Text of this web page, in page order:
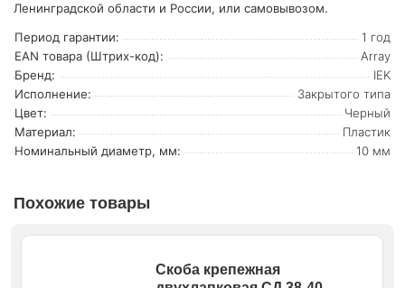
Ленинградской области и России, или самовывозом.
Период гарантии:
1 год
EAN товара (Штрих-код):
Array
Бренд:
IEK
Исполнение:
Закрытого типа
Цвет:
Черный
Материал:
Пластик
Номинальный диаметр, мм:
10 мм
Похожие товары
Скоба крепежная